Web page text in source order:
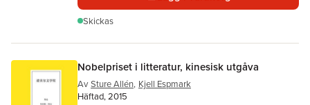
Skickas
Nobelpriset i litteratur, kinesisk utgåva
Av Sture Allén, Kjell Espmark
Häftad, 2015